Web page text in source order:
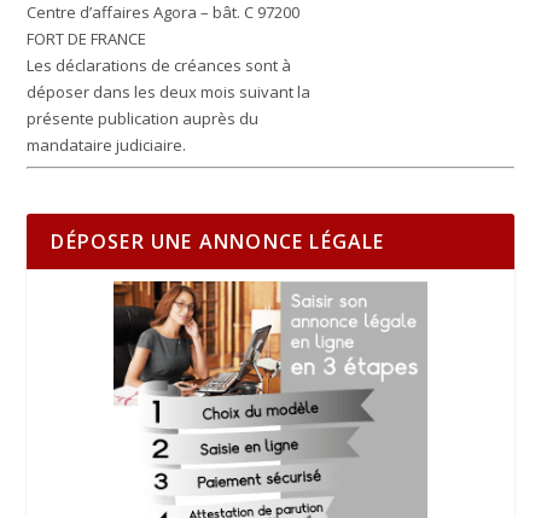
Centre d’affaires Agora – bât. C 97200
FORT DE FRANCE
Les déclarations de créances sont à
déposer dans les deux mois suivant la
présente publication auprès du
mandataire judiciaire.
DÉPOSER UNE ANNONCE LÉGALE